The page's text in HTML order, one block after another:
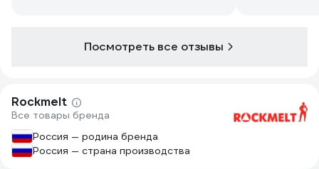
Посмотреть все отзывы
Rockmelt
Все товары бренда
Россия — родина бренда
Россия — страна производства